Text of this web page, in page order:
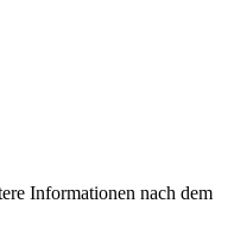
Informationen nach dem